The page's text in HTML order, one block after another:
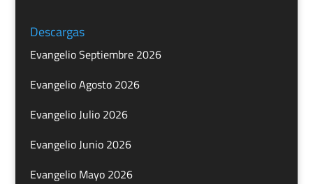
Descargas
Evangelio Septiembre 2026
Evangelio Agosto 2026
Evangelio Julio 2026
Evangelio Junio 2026
Evangelio Mayo 2026